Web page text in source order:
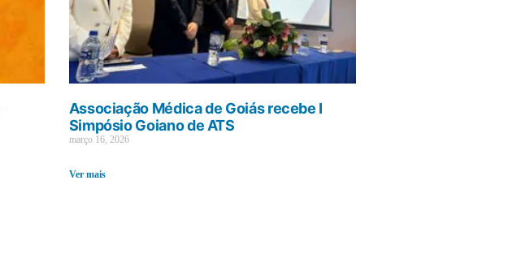
Associação Médica de Goiás recebe I
Simpósio Goiano de ATS
março 16, 2026
Ver mais